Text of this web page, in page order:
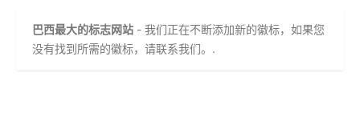
巴西最大的标志网站 - 我们正在不断添加新的徽标，如果您
没有找到所需的徽标，请联系我们。.